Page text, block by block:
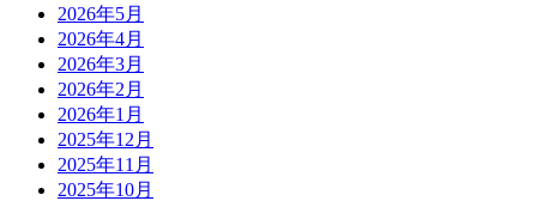
2026年5月
2026年4月
2026年3月
2026年2月
2026年1月
2025年12月
2025年11月
2025年10月